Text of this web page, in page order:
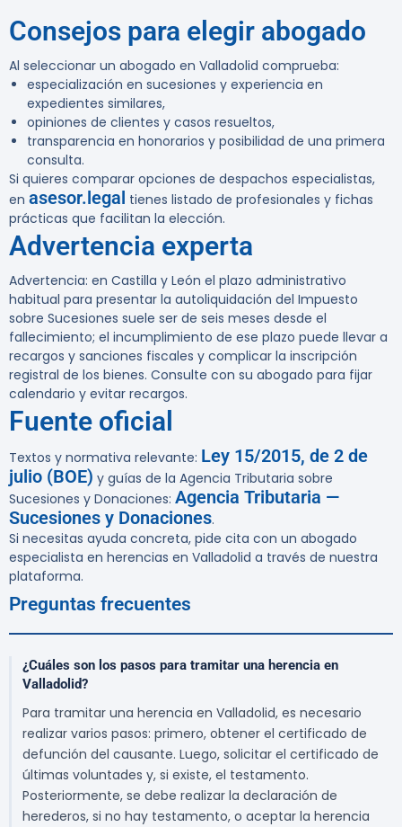
Consejos para elegir abogado
Al seleccionar un abogado en Valladolid comprueba:
especialización en sucesiones y experiencia en
expedientes similares,
opiniones de clientes y casos resueltos,
transparencia en honorarios y posibilidad de una primera
consulta.
Si quieres comparar opciones de despachos especialistas,
en asesor.legal tienes listado de profesionales y fichas
prácticas que facilitan la elección.
Advertencia experta
Advertencia: en Castilla y León el plazo administrativo
habitual para presentar la autoliquidación del Impuesto
sobre Sucesiones suele ser de seis meses desde el
fallecimiento; el incumplimiento de ese plazo puede llevar a
recargos y sanciones fiscales y complicar la inscripción
registral de los bienes. Consulte con su abogado para fijar
calendario y evitar recargos.
Fuente oficial
Textos y normativa relevante: Ley 15/2015, de 2 de
julio (BOE) y guías de la Agencia Tributaria sobre
Sucesiones y Donaciones: Agencia Tributaria —
Sucesiones y Donaciones.
Si necesitas ayuda concreta, pide cita con un abogado
especialista en herencias en Valladolid a través de nuestra
plataforma.
Preguntas frecuentes
¿Cuáles son los pasos para tramitar una herencia en
Valladolid?
Para tramitar una herencia en Valladolid, es necesario
realizar varios pasos: primero, obtener el certificado de
defunción del causante. Luego, solicitar el certificado de
últimas voluntades y, si existe, el testamento.
Posteriormente, se debe realizar la declaración de
herederos, si no hay testamento, o aceptar la herencia